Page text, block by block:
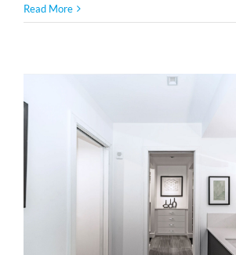
Καλημέρα
κόσμε!
Read More